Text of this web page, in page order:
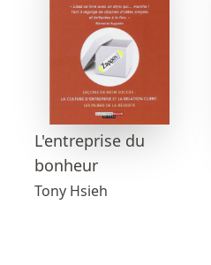
L'entreprise du
bonheur
Tony Hsieh